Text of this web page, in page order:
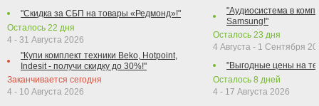
"Скидка за СБП на товары «Редмонд»!"
Осталось 22 дня
4 - 31 Августа 2026
"Купи комплект техники Beko, Hotpoint,
Indesit - получи скидку до 30%!"
Заканчивается сегодня
4 - 10 Августа 2026
"Аудиосистема в
Samsung!"
Осталось 23 дня
4 Августа - 1 Сентября
"Выгодные цены на
Осталось 8 дней
4 - 17 Августа 2026